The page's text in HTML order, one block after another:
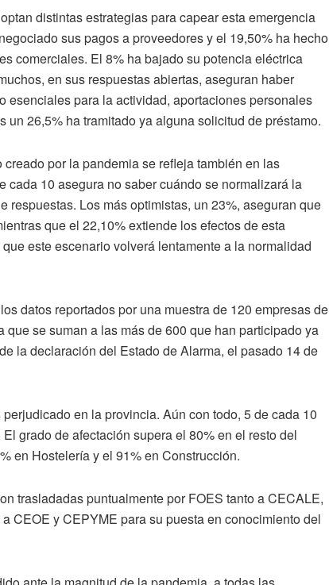
distintas estrategias para capear esta emergencia
sus pagos a proveedores y el 19,50% ha hecho
comerciales. El 8% ha bajado su potencia eléctrica
en sus respuestas abiertas, aseguran haber
esenciales para la actividad, aportaciones personales
un 26,5% ha tramitado ya alguna solicitud de préstamo.
por la pandemia se refleja también en las
cada 10 asegura no saber cuándo se normalizará la
respuestas. Los más optimistas, un 23%, aseguran que
que el 22,10% extiende los efectos de esta
este escenario volverá lentamente a la normalidad
datos reportados por una muestra de 120 empresas de
se suman a las más de 600 que han participado ya
la declaración del Estado de Alarma, el pasado 14 de
en la provincia. Aún con todo, 5 de cada 10
grado de afectación supera el 80% en el resto del
en Hostelería y el 91% en Construcción.
trasladadas puntualmente por FOES tanto a CECALE,
CEOE y CEPYME para su puesta en conocimiento del